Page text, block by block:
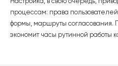
процессам: права
формы, маршруты согласования.
экономит часы рутинной работы